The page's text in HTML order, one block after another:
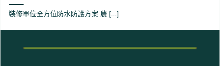
裝修單位全方位防水防護方案 農 [...]